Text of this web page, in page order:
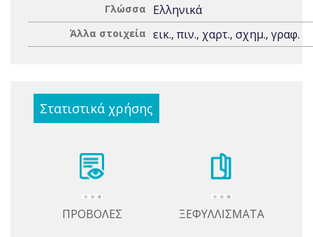
Γλώσσα Ελληνικά
Άλλα στοιχεία εικ., πιν., χαρτ., σχημ., γραφ.
Στατιστικά χρήσης
ΠΡΟΒΟΛΕΣ ΞΕΦΥΛΛΙΣΜΑΤΑ